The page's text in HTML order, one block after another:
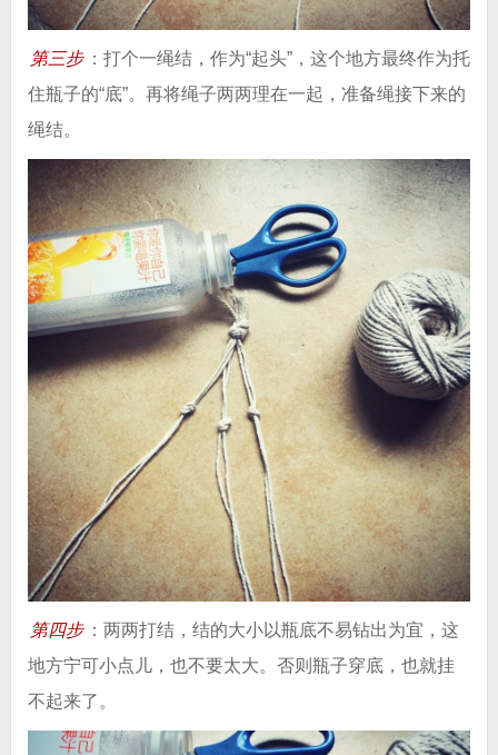
第三步 ：打个一绳结，作为“起头”，这个地方最终作为托
住瓶子的“底”。再将绳子两两理在一起，准备绳接下来的
绳结。
第四步 ：两两打结，结的大小以瓶底不易钻出为宜，这
地方宁可小点儿，也不要太大。否则瓶子穿底，也就挂
不起来了。